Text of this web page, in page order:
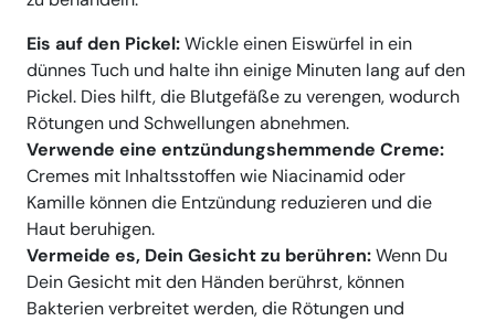
Eis auf den Pickel:Wickle einen Eiswürfel in ein
dünnes Tuch und halte ihn einige Minuten lang auf den
Pickel. Dies hilft, die Blutgefäße zu verengen, wodurch
Rötungen und Schwellungen abnehmen.
Verwende eine entzündungshemmende Creme:
Cremes mit Inhaltsstoffen wie Niacinamid oder
Kamille können die Entzündung reduzieren und die
Haut beruhigen.
Vermeide es, Dein Gesicht zu berühren:Wenn Du
Dein Gesicht mit den Händen berührst, können
Bakterien verbreitet werden, die Rötungen und